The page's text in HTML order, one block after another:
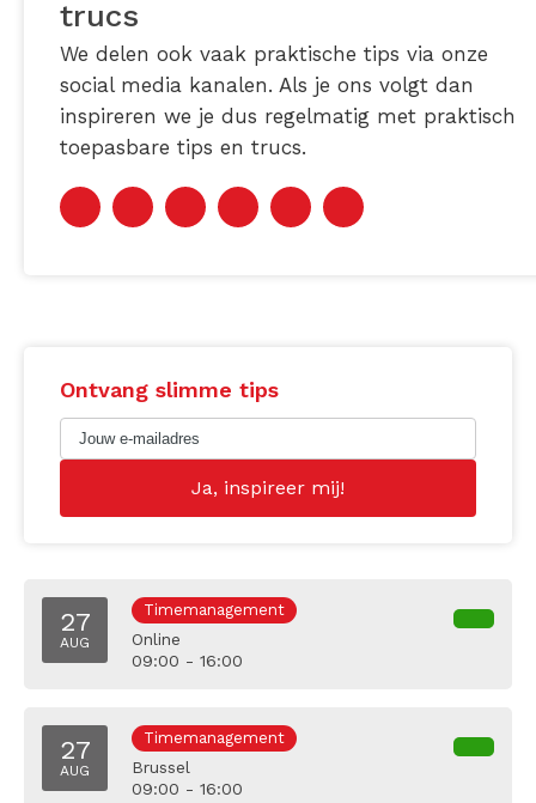
trucs
We delen ook vaak praktische tips via onze
social media kanalen. Als je ons volgt dan
inspireren we je dus regelmatig met praktisch
toepasbare tips en trucs.
Ontvang slimme tips
27
AUG
Timemanagement
Online
09:00 - 16:00
27
AUG
Timemanagement
Brussel
09:00 - 16:00